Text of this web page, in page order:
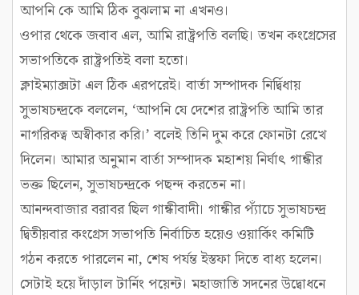
আপনি কে আমি ঠিক বুঝলাম না এখনও।
ওপার থেকে জবাব এল, আমি রাষ্ট্রপতি বলছি। তখন কংগ্রেসের
সভাপতিকে রাষ্ট্রপতিই বলা হতো।
ক্লাইম্যাক্সটা এল ঠিক এরপরেই। বার্তা সম্পাদক নির্দ্বিধায়
সুভাষচন্দ্রকে বললেন, ‘আপনি যে দেশের রাষ্ট্রপতি আমি তার
নাগরিকত্ব অস্বীকার করি।’ বলেই তিনি দুম করে ফোনটা রেখে
দিলেন। আমার অনুমান বার্তা সম্পাদক মহাশয় নির্ঘাৎ গান্ধীর
ভক্ত ছিলেন, সুভাষচন্দ্রকে পছন্দ করতেন না।
আনন্দবাজার বরাবর ছিল গান্ধীবাদী। গান্ধীর প্যাঁচে সুভাষচন্দ্র
দ্বিতীয়বার কংগ্রেস সভাপতি নির্বাচিত হয়েও ওয়ার্কিং কমিটি
গঠন করতে পারলেন না, শেষ পর্যন্ত ইস্তফা দিতে বাধ্য হলেন।
সেটাই হয়ে দাঁড়াল টার্নিং পয়েন্ট। মহাজাতি সদনের উদ্বোধনে